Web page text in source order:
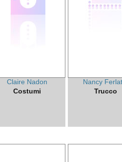
Claire Nadon
Costumi
Nancy
Trucco